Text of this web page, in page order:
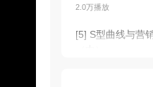
2.0万播放
[5] S型曲线与营